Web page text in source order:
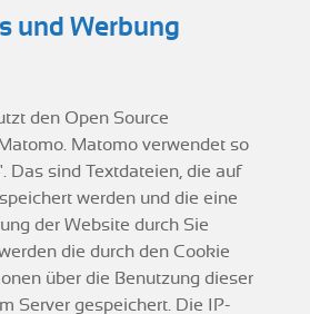
und Werbung
den Open Source
Matomo verwendet so
Das sind Textdateien, die auf
werden und die eine
der Website durch Sie
die durch den Cookie
über die Benutzung dieser
Server gespeichert. Die IP-